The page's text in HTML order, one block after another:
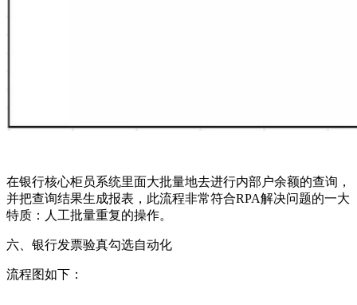
在银行核心柜员系统里面大批量地去进行内部户余额的查询，
并把查询结果生成报表，此流程非常符合RPA解决问题的一大
特质：人工批量重复的操作。
六、银行发票验真勾选自动化
流程图如下：